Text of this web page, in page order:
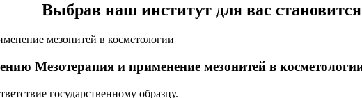
Выбрав наш институт для вас
Мезотерапия и применение мезонитей в
государственному образцу.